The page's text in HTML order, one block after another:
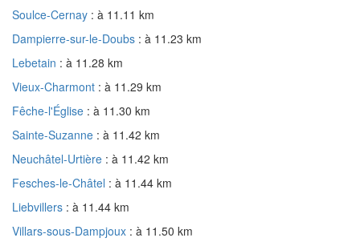
Soulce-Cernay : à 11.11 km
Dampierre-sur-le-Doubs : à 11.23 km
Lebetain : à 11.28 km
Vieux-Charmont : à 11.29 km
Fêche-l'Église : à 11.30 km
Sainte-Suzanne : à 11.42 km
Neuchâtel-Urtière : à 11.42 km
Fesches-le-Châtel : à 11.44 km
Liebvillers : à 11.44 km
Villars-sous-Dampjoux : à 11.50 km